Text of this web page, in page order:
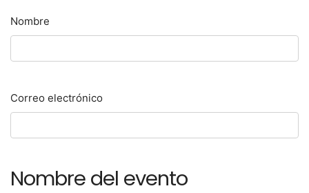
Nombre
Correo electrónico
Nombre del evento